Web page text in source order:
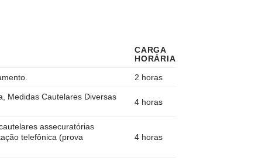
CARGA
HORÁRIA
2 horas
Medidas Cautelares Diversas
4 horas
assecuratórias
telefônica (prova
4 horas